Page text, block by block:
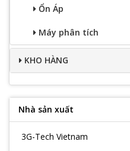
Ổn Áp
Máy phân tích
KHO HÀNG
Nhà sản xuất
3G-Tech Vietnam